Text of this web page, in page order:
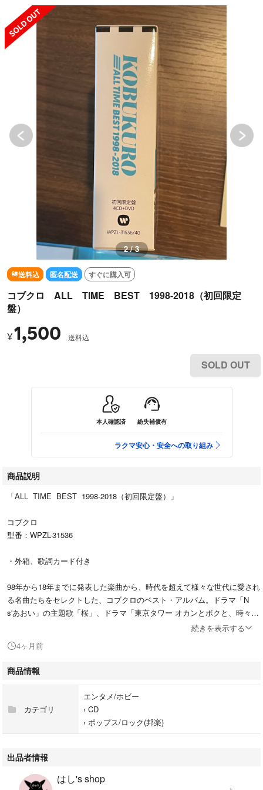
SOLD OUT
2 / 3
送料込 匿名配送 すぐに購入可
コブクロ ALL TIME BEST 1998-2018（初回限定
盤）
¥1,500 送料込
SOLD OUT
本人確認済 紛失補償有
ラクマ安心・安全への取り組み
商品説明
「ALL TIME BEST 1998-2018（初回限定盤）」
コブクロ
型番：WPZL-31536
・外箱、歌詞カード付き
98年から18年までに発表した楽曲から、時代を超えて様々な世代に愛され
る名曲たちをセレクトした、コブクロのベスト・アルバム。ドラマ「N
s'あおい」の主題歌「桜」、ドラマ「東京タワー オカンとボクと、時々、
オトン」の主題歌「蕾（つぼみ）」を含む全58曲収録の4枚組。コブクロ
#コブクロ
#WPZL-31536
#CD
#ポップス/ロック(邦楽)
続きを表示する
4ヶ月前
商品情報
カテゴリ
エンタメ/ホビー
› CD
› ポップス/ロック(邦楽)
出品者情報
はし's shop